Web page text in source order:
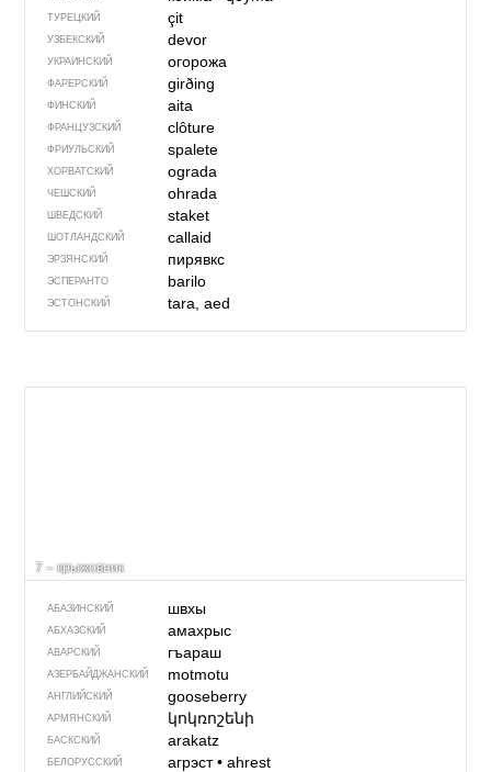
ТУРЕЦКИЙ çit
УЗБЕКСКИЙ devor
УКРАИНСКИЙ огорожа
ФАРЕРСКИЙ girðing
ФИНСКИЙ aita
ФРАНЦУЗСКИЙ clôture
ФРИУЛЬСКИЙ spalete
ХОРВАТСКИЙ ograda
ЧЕШСКИЙ ohrada
ШВЕДСКИЙ staket
ШОТЛАНДСКИЙ callaid
ЭРЗЯНСКИЙ пирявкс
ЭСПЕРАНТО barilo
ЭСТОНСКИЙ tara, aed
7 – крыжовник
АБАЗИНСКИЙ швхы
АБХАЗСКИЙ амахрыс
АВАРСКИЙ гъараш
АЗЕРБАЙДЖАН­СКИЙ motmotu
АНГЛИЙСКИЙ gooseberry
АРМЯНСКИЙ կոկռոշենի
БАСКСКИЙ arakatz
БЕЛОРУССКИЙ агрэст• ahrest